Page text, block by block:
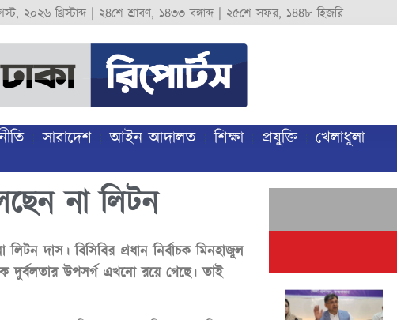
২০২৬ খ্রিস্টাব্দ| ২৪শে শ্রাবণ, ১৪৩৩ বঙ্গাব্দ| ২৫শে সফর, ১৪৪৮ হিজরি
সারাদেশ আইন আদালত শিক্ষা প্রযুক্তি খেলাধুলা
না লিটন
দাস। বিসিবির প্রধান নির্বাচক মিনহাজুল
দুর্বলতার উপসর্গ এখনো রয়ে গেছে। তাই